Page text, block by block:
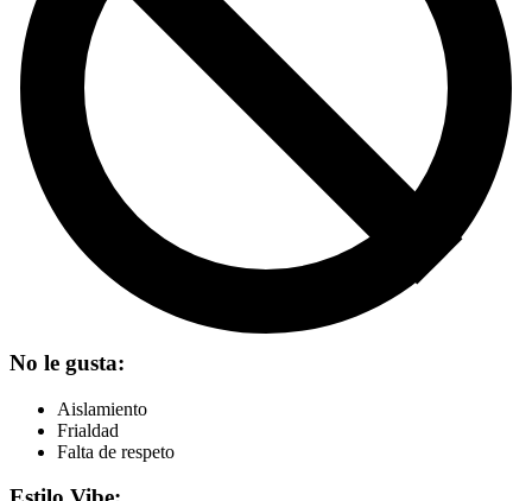
No le gusta:
Aislamiento
Frialdad
Falta de respeto